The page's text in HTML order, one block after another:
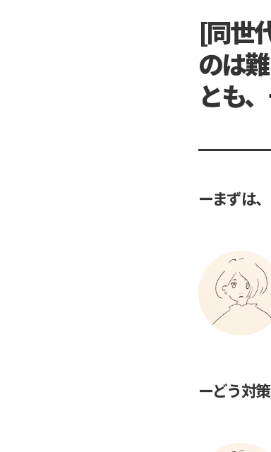
[同世
のは
とも
ーまずは
ーどう対